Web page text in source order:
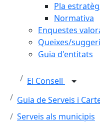
Pla
Normativa
Enquestes
Queixes/
Guia d'entitats
El Consell
Guia de Serveis i
Serveis als municipis